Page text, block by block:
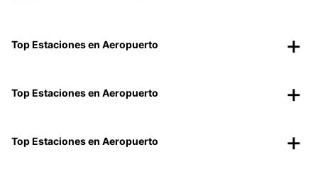
Top Estaciones en Aeropuerto
Top Estaciones en Aeropuerto
Top Estaciones en Aeropuerto